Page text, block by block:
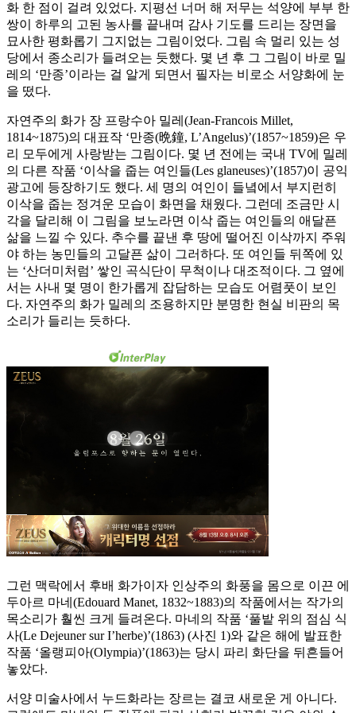
화 한 점이 걸려 있었다. 지평선 너머 해 저무는 석양에 부부 한
쌍이 하루의 고된 농사를 끝내며 감사 기도를 드리는 장면을
묘사한 평화롭기 그지없는 그림이었다. 그림 속 멀리 있는 성
당에서 종소리가 들려오는 듯했다. 몇 년 후 그 그림이 바로 밀
레의 ‘만종’이라는 걸 알게 되면서 필자는 비로소 서양화에 눈
을 떴다.
자연주의 화가 장 프랑수아 밀레(Jean-Francois Millet,
1814~1875)의 대표작 ‘만종(晩鐘, L’Angelus)’(1857~1859)은 우
리 모두에게 사랑받는 그림이다. 몇 년 전에는 국내 TV에 밀레
의 다른 작품 ‘이삭을 줍는 여인들(Les glaneuses)’(1857)이 공익
광고에 등장하기도 했다. 세 명의 여인이 들녘에서 부지런히
이삭을 줍는 정겨운 모습이 화면을 채웠다. 그런데 조금만 시
각을 달리해 이 그림을 보노라면 이삭 줍는 여인들의 애달픈
삶을 느낄 수 있다. 추수를 끝낸 후 땅에 떨어진 이삭까지 주워
야 하는 농민들의 고달픈 삶이 그러하다. 또 여인들 뒤쪽에 있
는 ‘산더미처럼’ 쌓인 곡식단이 무척이나 대조적이다. 그 옆에
서는 사내 몇 명이 한가롭게 잡담하는 모습도 어렴풋이 보인
다. 자연주의 화가 밀레의 조용하지만 분명한 현실 비판의 목
소리가 들리는 듯하다.
그런 맥락에서 후배 화가이자 인상주의 화풍을 몸으로 이끈 에
두아르 마네(Edouard Manet, 1832~1883)의 작품에서는 작가의
목소리가 훨씬 크게 들려온다. 마네의 작품 ‘풀밭 위의 점심 식
사(Le Dejeuner sur I’herbe)’(1863) (사진 1)와 같은 해에 발표한
작품 ‘올랭피아(Olympia)’(1863)는 당시 파리 화단을 뒤흔들어
놓았다.
서양 미술사에서 누드화라는 장르는 결코 새로운 게 아니다.